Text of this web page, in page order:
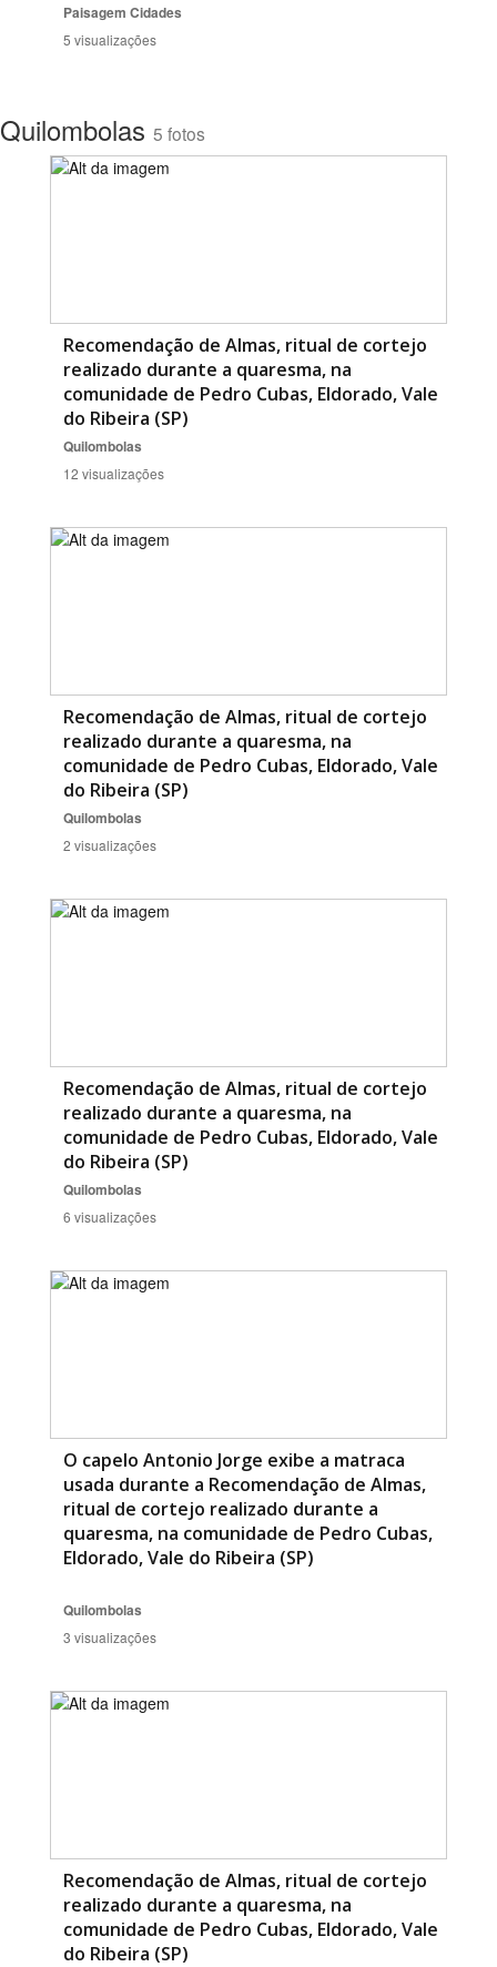
Paisagem Cidades
5 visualizações
Quilombolas 5 fotos
Recomendação de Almas, ritual de cortejo
realizado durante a quaresma, na
comunidade de Pedro Cubas, Eldorado, Vale
do Ribeira (SP)
Quilombolas
12 visualizações
Recomendação de Almas, ritual de cortejo
realizado durante a quaresma, na
comunidade de Pedro Cubas, Eldorado, Vale
do Ribeira (SP)
Quilombolas
2 visualizações
Recomendação de Almas, ritual de cortejo
realizado durante a quaresma, na
comunidade de Pedro Cubas, Eldorado, Vale
do Ribeira (SP)
Quilombolas
6 visualizações
O capelo Antonio Jorge exibe a matraca
usada durante a Recomendação de Almas,
ritual de cortejo realizado durante a
quaresma, na comunidade de Pedro Cubas,
Eldorado, Vale do Ribeira (SP)
Quilombolas
3 visualizações
Recomendação de Almas, ritual de cortejo
realizado durante a quaresma, na
comunidade de Pedro Cubas, Eldorado, Vale
do Ribeira (SP)